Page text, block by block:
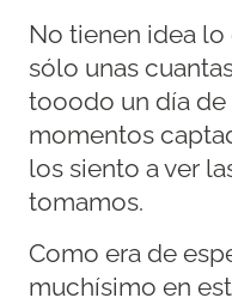
No tienen idea
sólo unas
tooodo un día de
momentos
los siento a ver
tomamos.
Como era de
muchísimo en